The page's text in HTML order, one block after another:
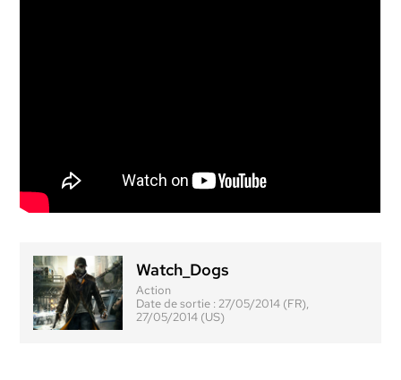
Watch_Dogs
Action
Date de sortie :27/05/2014 (FR),
27/05/2014 (US)